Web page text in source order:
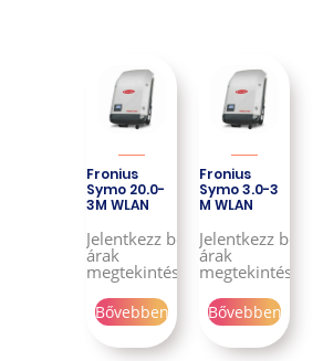
Fronius
Symo 20.0-
3M WLAN
Jelentkezz be az
árak
megtekintéséhez!
Bővebben
Fronius
Symo 3.0-3
M WLAN
Jelentkezz be az
árak
Bővebben